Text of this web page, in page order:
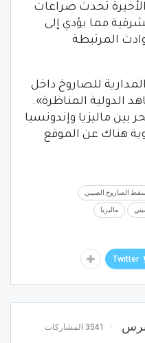
الأخيرة تحدث صراعات
مما يؤدي إلى
المرتبطة
للصاروخ داخل
الدولية المناظرة».
بين ماليزيا وإندونسيا
هناك عن الموقع
الصاروخ الصيني
ماليزيا
Twitter
برس 3541 المشاركات